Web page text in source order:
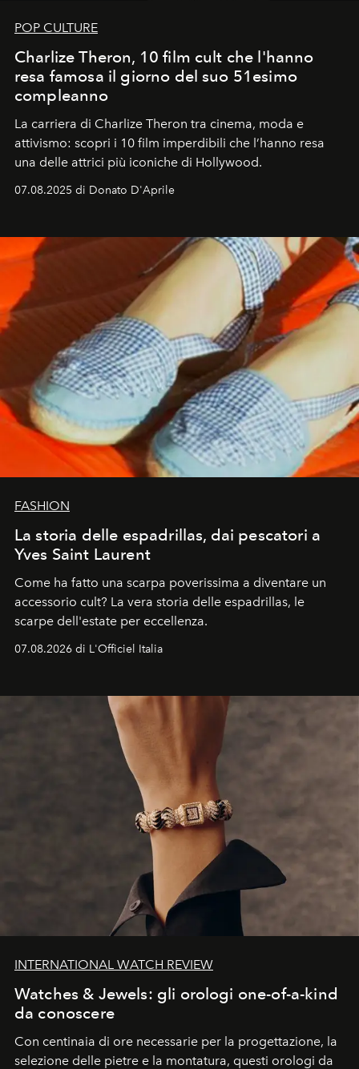
POP CULTURE
Charlize Theron, 10 film cult che l'hanno
resa famosa il giorno del suo 51esimo
compleanno
La carriera di Charlize Theron tra cinema, moda e
attivismo: scopri i 10 film imperdibili che l’hanno resa
una delle attrici più iconiche di Hollywood.
07.08.2025 di Donato D'Aprile
FASHION
La storia delle espadrillas, dai pescatori a
Yves Saint Laurent
Come ha fatto una scarpa poverissima a diventare un
accessorio cult? La vera storia delle espadrillas, le
scarpe dell'estate per eccellenza.
07.08.2026 di L'Officiel Italia
INTERNATIONAL WATCH REVIEW
Watches & Jewels: gli orologi one-of-a-kind
da conoscere
Con centinaia di ore necessarie per la progettazione, la
selezione delle pietre e la montatura, questi orologi da